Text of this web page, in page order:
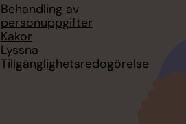
Behandling av
personuppgifter
Kakor
Lyssna
Tillgänglighetsredogörelse